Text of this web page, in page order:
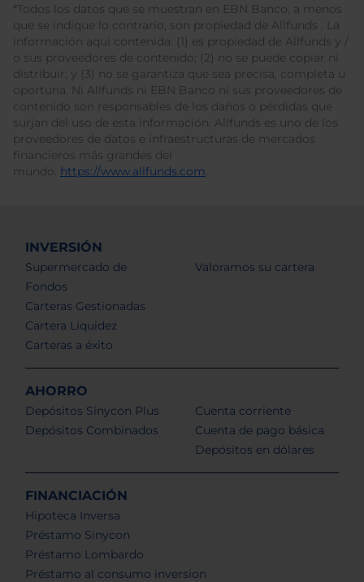
*Todos los datos que se muestran en EBN Banco, a menos
que se indique lo contrario, son propiedad de Allfunds . La
información aquí contenida: (1) es propiedad de Allfunds y /
o sus proveedores de contenido; (2) no se puede copiar ni
distribuir; y (3) no se garantiza que sea precisa, completa u
oportuna. Ni Allfunds ni EBN Banco ni sus proveedores de
contenido son responsables de los daños o pérdidas que
surjan del uso de esta información. Allfunds es uno de los
proveedores de datos e infraestructuras de mercados
financieros más grandes del
mundo. https://www.allfunds.com.
INVERSIÓN
Supermercado de
Fondos
Carteras Gestionadas
Cartera Liquidez
Carteras a éxito
Valoramos su cartera
AHORRO
Depósitos Sinycon Plus
Depósitos Combinados
Cuenta corriente
Cuenta de pago básica
Depósitos en dólares
FINANCIACIÓN
Hipoteca Inversa
Préstamo Sinycon
Préstamo Lombardo
Préstamo al consumo inversion